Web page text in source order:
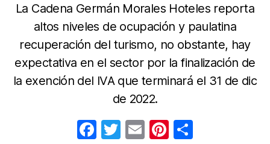
La Cadena Germán Morales Hoteles reporta
altos niveles de ocupación y paulatina
recuperación del turismo, no obstante, hay
expectativa en el sector por la finalización de
la exención del IVA que terminará el 31 de dic
de 2022.
F T E Pi